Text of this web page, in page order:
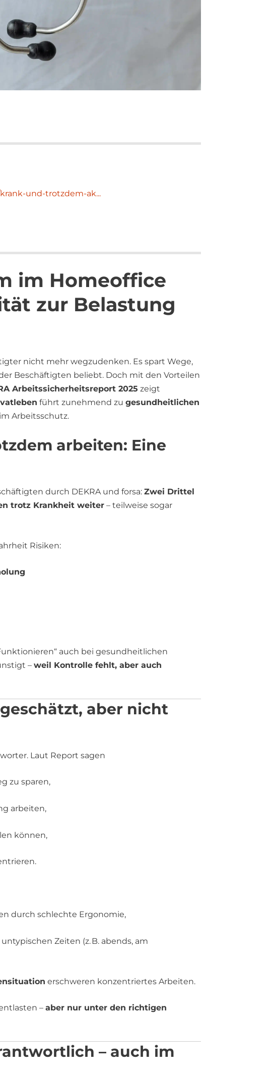
und-trotzdem-ak...
im Homeoffice
zur Belastung
nicht mehr wegzudenken. Es spart Wege,
Beschäftigten beliebt. Doch mit den Vorteilen
Arbeitssicherheitsreport 2025 zeigt
führt zunehmend zu gesundheitlichen
Arbeitsschutz.
arbeiten: Eine
durch DEKRA und forsa: Zwei Drittel
trotz Krankheit weiter – teilweise sogar
Risiken:
auch bei gesundheitlichen
– weil Kontrolle fehlt, aber auch
aber nicht
Laut Report sagen
zu sparen,
arbeiten,
können,
durch schlechte Ergonomie,
Zeiten (z. B. abends, am
erschweren konzentriertes Arbeiten.
– aber nur unter den richtigen
– auch im